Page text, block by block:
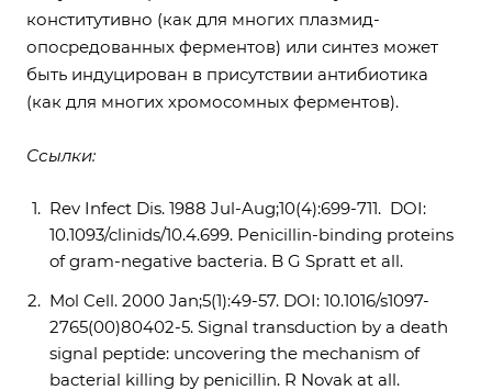
конститутивно (как для многих плазмид-
опосредованных ферментов) или синтез может
быть индуцирован в присутствии антибиотика
(как для многих хромосомных ферментов).
Ссылки:
Rev Infect Dis. 1988 Jul-Aug;10(4):699-711. DOI:
10.1093/clinids/10.4.699. Penicillin-binding proteins
of gram-negative bacteria. B G Spratt et all.
Mol Cell. 2000 Jan;5(1):49-57. DOI: 10.1016/s1097-
2765(00)80402-5. Signal transduction by a death
signal peptide: uncovering the mechanism of
bacterial killing by penicillin. R Novak at all.